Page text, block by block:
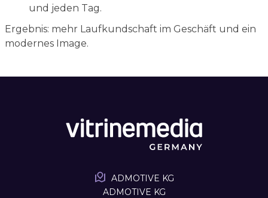
und jeden Tag.
Ergebnis: mehr Laufkundschaft im Geschäft und ein
modernes Image.
ADMOTIVE KG
ADMOTIVE KG